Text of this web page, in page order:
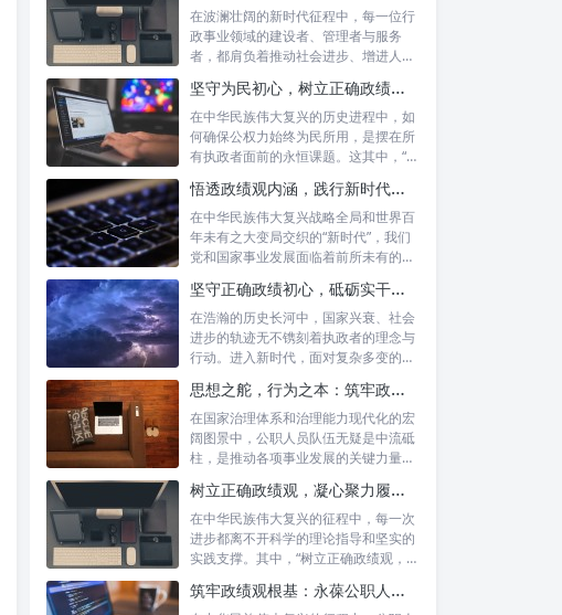
在波澜壮阔的新时代征程中，每一位行
政事业领域的建设者、管理者与服务
者，都肩负着推动社会进步、增进人民
坚守为民初心，树立正确政绩观念：以人民为中心的治理之道
在中华民族伟大复兴的历史进程中，如
何确保公权力始终为民所用，是摆在所
有执政者面前的永恒课题。这其中，“坚
悟透政绩观内涵，践行新时代使命：书写高质量发展的时代答卷
在中华民族伟大复兴战略全局和世界百
年未有之大变局交织的“新时代”，我们
党和国家事业发展面临着前所未有的机
坚守正确政绩初心，砥砺实干担当精神：新时代高质量发展的核心引擎
在浩瀚的历史长河中，国家兴衰、社会
进步的轨迹无不镌刻着执政者的理念与
行动。进入新时代，面对复杂多变的国
思想之舵，行为之本：筑牢政绩观根基，永葆公职人员本色
在国家治理体系和治理能力现代化的宏
阔图景中，公职人员队伍无疑是中流砥
柱，是推动各项事业发展的关键力量。
树立正确政绩观，凝心聚力履职尽责：新时代下的治理智慧与实践路径
在中华民族伟大复兴的征程中，每一次
进步都离不开科学的理论指导和坚实的
实践支撑。其中，“树立正确政绩观，凝
筑牢政绩观根基：永葆公职人员本色的时代考量与实践路径